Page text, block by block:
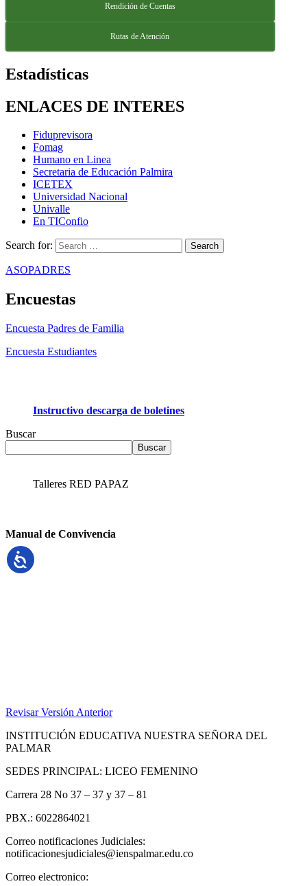
Rendición de Cuentas
Rutas de Atención
Estadísticas
ENLACES DE INTERES
Fiduprevisora
Fomag
Humano en Linea
Secretaria de Educación Palmira
ICETEX
Universidad Nacional
Univalle
En TIConfio
Search for:
ASOPADRES
Encuestas
Encuesta Padres de Familia
Encuesta Estudiantes
Instructivo descarga de boletines
Buscar
Buscar
Talleres RED PAPAZ
Manual de Convivencia
Revisar Versión Anterior
INSTITUCIÓN EDUCATIVA NUESTRA SEÑORA DEL
PALMAR
SEDES PRINCIPAL: LICEO FEMENINO
Carrera 28 No 37 – 37 y 37 – 81
PBX.: 6022864021
Correo notificaciones Judiciales:
notificacionesjudiciales@ienspalmar.edu.co
Correo electronico: